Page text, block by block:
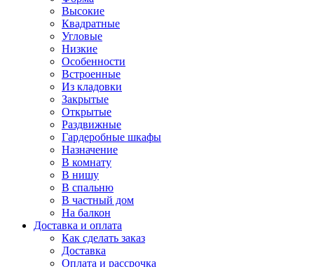
Высокие
Квадратные
Угловые
Низкие
Особенности
Встроенные
Из кладовки
Закрытые
Открытые
Раздвижные
Гардеробные шкафы
Назначение
В комнату
В нишу
В спальню
В частный дом
На балкон
Доставка и оплата
Как сделать заказ
Доставка
Оплата и рассрочка